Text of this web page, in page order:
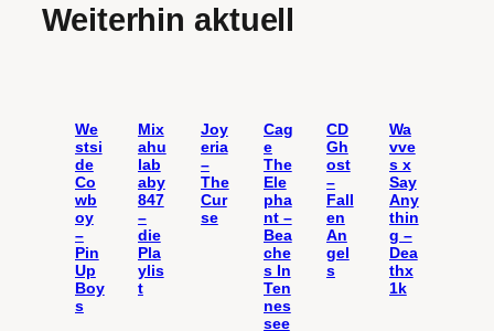
Weiterhin aktuell
We
stsi
de
Co
wb
oy
–
Pin
Up
Boy
s
Mix
ahu
lab
aby
847
–
die
Pla
ylis
t
Joy
eria
–
The
Cur
se
Cag
e
The
Ele
pha
nt –
Bea
che
s In
Ten
nes
see
CD
Gh
ost
–
Fall
en
An
gel
s
Wa
vve
s x
Say
Any
thin
g –
Dea
thx
1k